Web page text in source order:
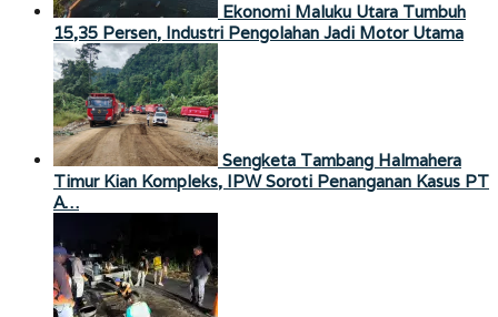
Ekonomi Maluku Utara Tumbuh
15,35 Persen, Industri Pengolahan Jadi Motor Utama
Sengketa Tambang Halmahera
Timur Kian Kompleks, IPW Soroti Penanganan Kasus PT
A…